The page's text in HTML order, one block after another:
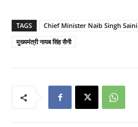
TAGS Chief Minister Naib Singh Saini
मुख्यमंत्री नायब सिंह सैनी